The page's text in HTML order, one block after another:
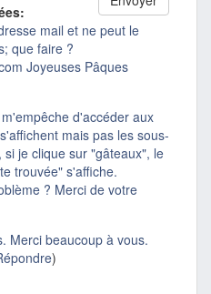
mail et ne peut le
que faire ?
Joyeuses Pâques
d'accéder aux
mais pas les sous-
je clique sur "gâteaux", le
trouvée" s'affiche.
? Merci de votre
Merci beaucoup à vous.
)